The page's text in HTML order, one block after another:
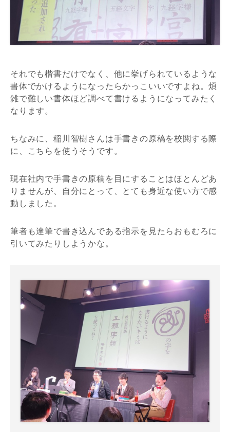
それでも楷書だけでなく、他に挙げられているような
書体でかけるようになったらかっこいいですよね。煩
雑で難しい書体ほど調べて書けるようになってみたく
なります。
ちなみに、稲川智樹さんは手書きの原稿を校閲する際
に、こちらを使うそうです。
現在社内で手書きの原稿を目にすることはほとんどあ
りませんが、自分にとって、とても身近な使い方で感
動しました。
筆者も達筆で書き込んである指示を見たらおもむろに
引いてみたりしようかな。